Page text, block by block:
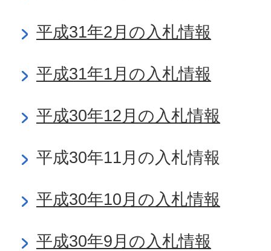
平成31年2月の入札情報
平成31年1月の入札情報
平成30年12月の入札情報
平成30年11月の入札情報
平成30年10月の入札情報
平成30年9月の入札情報